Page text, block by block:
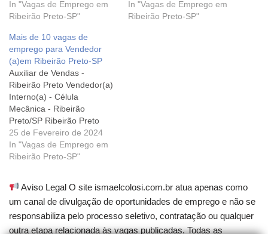
In "Vagas de Emprego em
Ribeirão Preto-SP"
In "Vagas de Emprego em
Ribeirão Preto-SP"
Mais de 10 vagas de
emprego para Vendedor
(a)em Ribeirão Preto-SP
Auxiliar de Vendas -
Ribeirão Preto Vendedor(a)
Interno(a) - Célula
Mecânica - Ribeirão
Preto/SP Ribeirão Preto
Vendedor | Vans Ribeirão |
Ribeirão Preto-SP
Vendedora - Shopping
em Ribeirão Preto - 75055
Vendedor (a) Ribeirão Preto
- SP Vendedor Externo
Vendedor - Ribeirão
25 de Fevereiro de 2024
In "Vagas de Emprego em
Ribeirão Preto-SP"
Aviso Legal O site ismaelcolosi.com.br atua apenas como
um canal de divulgação de oportunidades de emprego e não se
responsabiliza pelo processo seletivo, contratação ou qualquer
outra etapa relacionada às vagas publicadas. Todas as